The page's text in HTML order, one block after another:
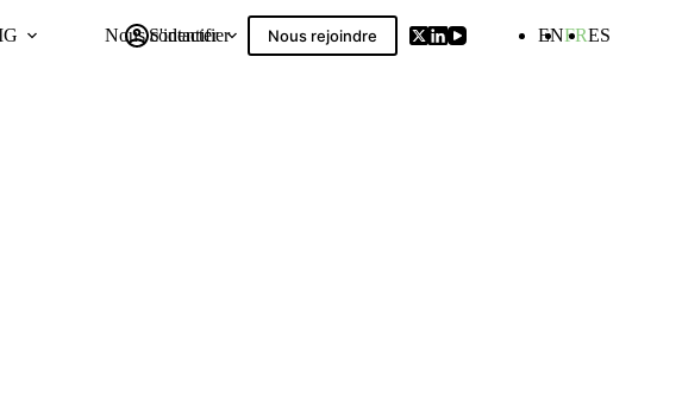
Nous contacter
S'identifier Nous rejoindre ENFRES